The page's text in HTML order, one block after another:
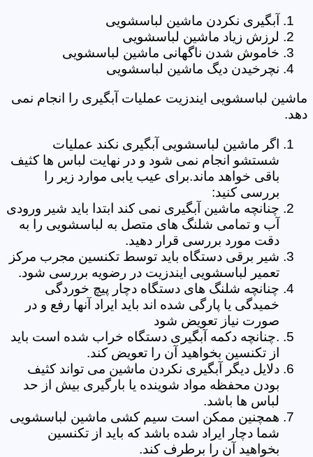
آبگیری نکردن ماشین لباسشویی
لرزش زیاد ماشین لباسشویی
خاموش شدن ناگهانی ماشین لباسشویی
نچرخیدن دیگ ماشین لباسشویی
ماشین لباسشویی ایندزیت عملیات آبگیری را انجام نمی
دهد.
اگر ماشین لباسشویی آبگیری نکند عملیات
شستشو انجام نمی شود و در نهایت لباس ها کثیف
باقی خواهد ماند.برای عیب یابی موارد زیر را
بررسی کنید:
چنانچه ماشین آبگیری نمی کند ابتدا باید شیر ورودی
آب و تمامی شلنگ های متصل به لباسشویی را به
دقت مورد بررسی قرار دهید.
شیر برقی دستگاه باید توسط تکنسین مجرب مرکز
تعمیر لباسشویی ایندزیت در رضویه بررسی شود.
چنانچه شلنگ های دستگاه دچار پیچ خوردگی
خمیدگی یا پارگی شده اند باید ایراد آنها رفع و در
صورت نیاز تعویض شود
.چنانچه دکمه آبگیری دستگاه خراب شده است باید
از تکنسین بخواهید آن را تعویض کند.
دلایل دیگر آبگیری نکردن ماشین می تواند کثیف
بودن محفظه مواد شوینده یا بارگیری بیش از حد
لباس ها باشد.
همچنین ممکن است سیم کشی ماشین لباسشویی
شما دچار ایراد شده باشد که باید از تکنسین
بخواهید آن را برطرف کند.